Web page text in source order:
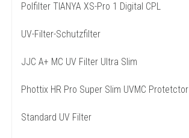
Polfilter TIANYA XS-Pro 1 Digital CPL
UV-Filter-Schutzfilter
JJC A+ MC UV Filter Ultra Slim
Phottix HR Pro Super Slim UVMC Protetctor
Standard UV Filter